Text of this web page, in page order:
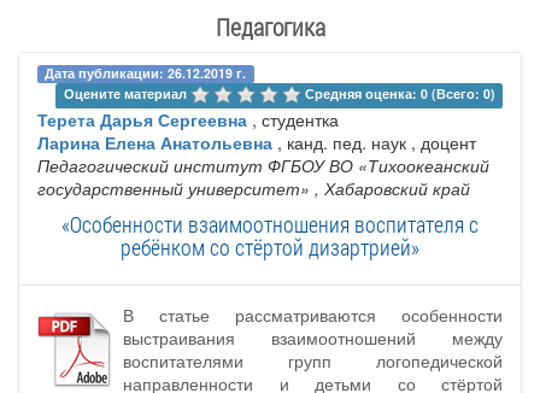
Педагогика
Дата публикации: 26.12.2019 г.
Оцените материал
Средняя оценка: 0 (Всего: 0)
Терета Дарья Сергеевна , студентка
Ларина Елена Анатольевна , канд. пед. наук , доцент
Педагогический институт ФГБОУ ВО «Тихоокеанский
государственный университет» , Хабаровский край
«Особенности взаимоотношения воспитателя с
ребёнком со стёртой дизартрией»
В статье рассматриваются особенности
выстраивания взаимоотношений между
воспитателями групп логопедической
направленности и детьми со стёртой